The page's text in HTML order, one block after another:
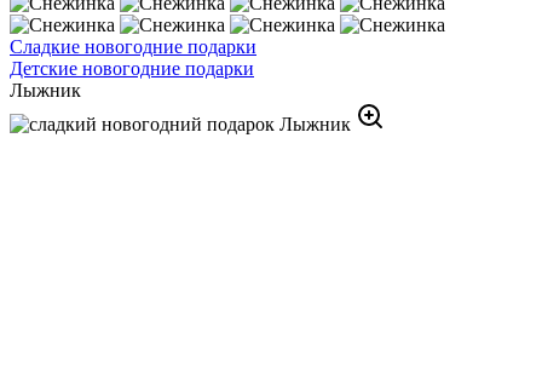
Сладкие новогодние подарки
Детские новогодние подарки
Лыжник